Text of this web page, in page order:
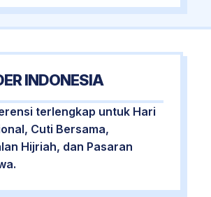
INDONESIA
terlengkap untuk Hari
Cuti Bersama,
Hijriah, dan Pasaran